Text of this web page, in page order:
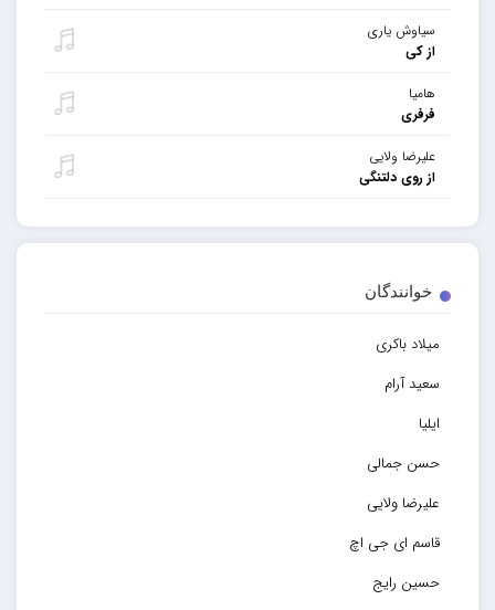
سیاوش یاری
از کی
هامیا
فرفری
علیرضا ولایی
از روی دلتنگی
خوانندگان
میلاد باکری
سعید آرام
ایلیا
حسن جمالی
علیرضا ولایی
قاسم ای جی اچ
حسین رایج